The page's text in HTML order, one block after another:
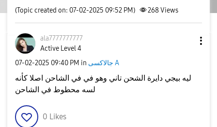
(Topic created on: 07-02-2025 09:52 PM) 268Views
ala7777777777
Active Level 4
‎07-02-2025 09:40 PM in جالاكسى A
ليه بيجي دايرة الشحن تاني وهو في في الشاحن اصلا كأنه
لسه محطوط في الشاحن
0 Likes